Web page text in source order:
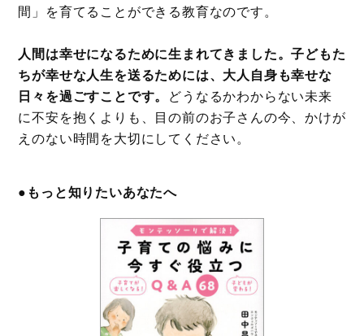
間」を育てることができる教育なのです。
人間は幸せになるために生まれてきました。子どもた
ちが幸せな人生を送るためには、大人自身も幸せな
日々を過ごすことです。 どうなるかわからない未来
に不安を抱くよりも、目の前のお子さんの今、かけが
えのない時間を大切にしてください。
●もっと知りたいあなたへ